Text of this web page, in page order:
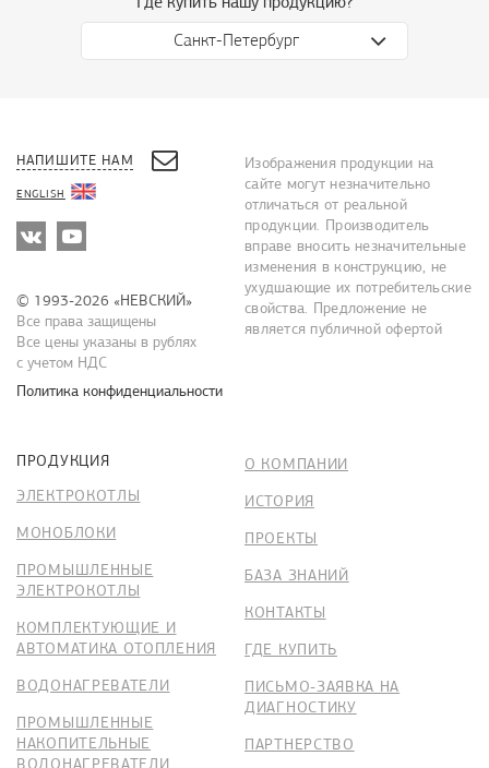
Санкт-Петербург
Изображения продукции на
сайте могут незначительно
отличаться от реальной
продукции. Производитель
вправе вносить незначительные
изменения в конструкцию, не
ухудшающие их потребительские
свойства. Предложение не
является публичной офертой
НАПИШИТЕ НАМ
ENGLISH
© 1993-2026 «НЕВСКИЙ»
Все права защищены
Все цены указаны в рублях
с учетом НДС
Политика конфиденциальности
ПРОДУКЦИЯ
ЭЛЕКТРОКОТЛЫ
МОНОБЛОКИ
ПРОМЫШЛЕННЫЕ
ЭЛЕКТРОКОТЛЫ
КОМПЛЕКТУЮЩИЕ И
АВТОМАТИКА ОТОПЛЕНИЯ
ВОДОНАГРЕВАТЕЛИ
ПРОМЫШЛЕННЫЕ
НАКОПИТЕЛЬНЫЕ
ВОДОНАГРЕВАТЕЛИ
О КОМПАНИИ
ИСТОРИЯ
ПРОЕКТЫ
БАЗА ЗНАНИЙ
КОНТАКТЫ
ГДЕ КУПИТЬ
ПИСЬМО-ЗАЯВКА НА
ДИАГНОСТИКУ
ПАРТНЕРСТВО